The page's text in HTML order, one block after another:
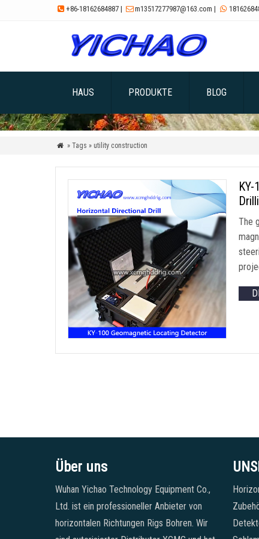
 +86-18162684887 | m13517277987@163.com | 
HAUS PRODUKTE BLOG
 » Tags » utility construction
The
Über uns
Wuhan Yichao Technology Equipment Co.,
Ltd. ist ein professioneller Anbieter von
horizontalen Richtungen Rigs Bohren. Wir